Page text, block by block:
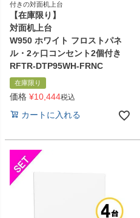
付きの対面机上台
【在庫限り】
対面机上台
W950 ホワイト フロストパネ
ル・2ヶ口コンセント2個付き
RFTR-DTP95WH-FRNC
在庫限り
価格 ¥10,444税込
カートに入れる